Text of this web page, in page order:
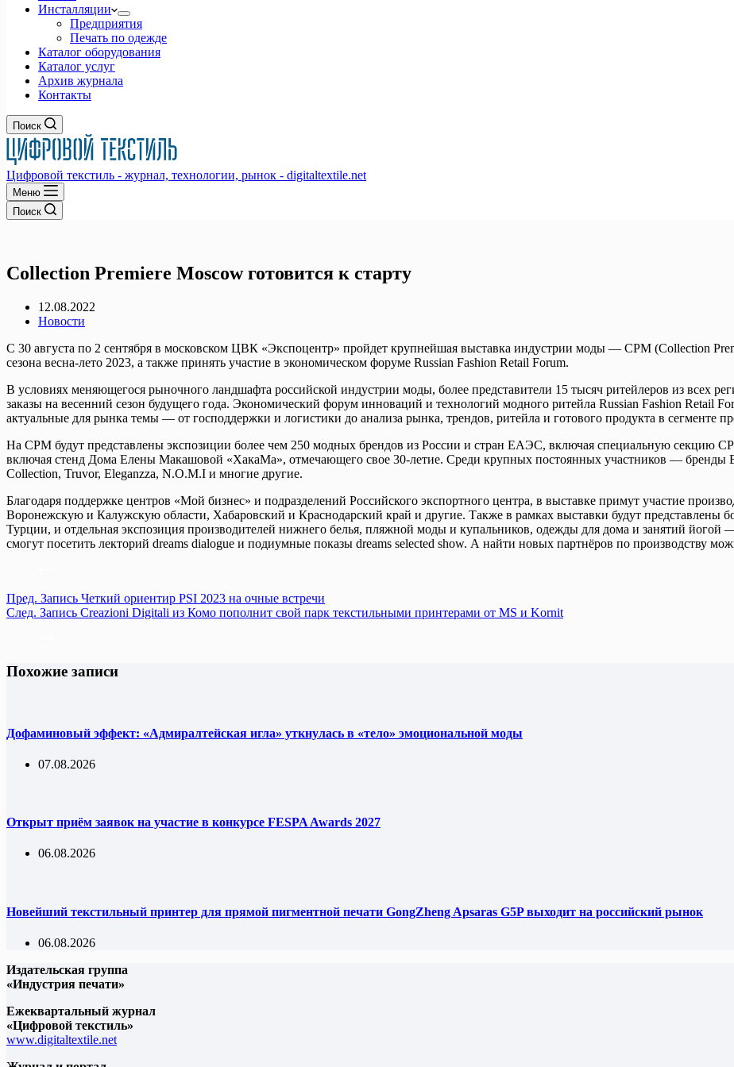
Инсталляции
Предприятия
Печать по одежде
Каталог оборудования
Каталог услуг
Архив журнала
Контакты
Поиск
Цифровой текстиль - журнал, технологии, рынок - digitaltextile.net
Меню
Поиск
Collection Premiere Moscow готовится к старту
12.08.2022
Новости
С 30 августа по 2 сентября в московском ЦВК «Экспоцентр» пройдет крупнейшая выставка индустрии моды — CPM (Collection
сезона весна-лето 2023, а также принять участие в экономическом форуме Russian Fashion Retail Forum.
В условиях меняющегося рыночного ландшафта российской индустрии моды, более представители 15 тысяч ритейлеров из всех
заказы на весенний сезон будущего года. Экономический форум инноваций и технологий модного ритейла Russian Fashion Retail
актуальные для рынка темы — от господдержки и логистики до анализа рынка, трендов, ритейла и готового продукта в сегменте
На CPM будут представлены экспозиции более чем 250 модных брендов из России и стран ЕАЭС, включая специальную секцию
включая стенд Дома Елены Макашовой «ХакаМа», отмечающего свое 30-летие. Среди крупных постоянных участников — бренды
Collection, Truvor, Eleganzza, N.O.M.I и многие другие.
Благодаря поддержке центров «Мой бизнес» и подразделений Российского экспортного центра, в выставке примут участие
Воронежскую и Калужскую области, Хабаровский и Краснодарский край и другие. Также в рамках выставки будут представлены
Турции, и отдельная экспозиция производителей нижнего белья, пляжной моды и купальников, одежды для дома и занятий
смогут посетить лекторий dreams dialogue и подиумные показы dreams selected show. А найти новых партнёров по производству
Пред. Запись Четкий ориентир PSI 2023 на очные встречи
След. Запись Creazioni Digitali из Комо пополнит свой парк текстильными принтерами от МS и Kornit
Похожие записи
Дофаминовый эффект: «Адмиралтейская игла» уткнулась в «тело» эмоциональной моды
07.08.2026
Открыт приём заявок на участие в конкурсе FESPA Awards 2027
06.08.2026
Новейший текстильный принтер для прямой пигментной печати GongZheng Apsaras G5P выходит на российский рынок
06.08.2026
Издательская группа
«Индустрия печати»
Ежеквартальный журнал
«Цифровой текстиль»
www.digitaltextile.net